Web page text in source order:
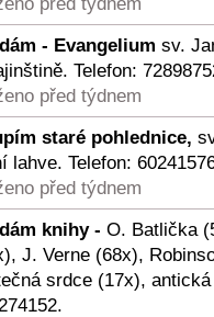
- Evangelium sv.
Telefon:
před týdnem
staré pohlednice,
lahve. Telefon:
před týdnem
knihy - O. Batlička
J. Verne (68x),
srdce (17x),